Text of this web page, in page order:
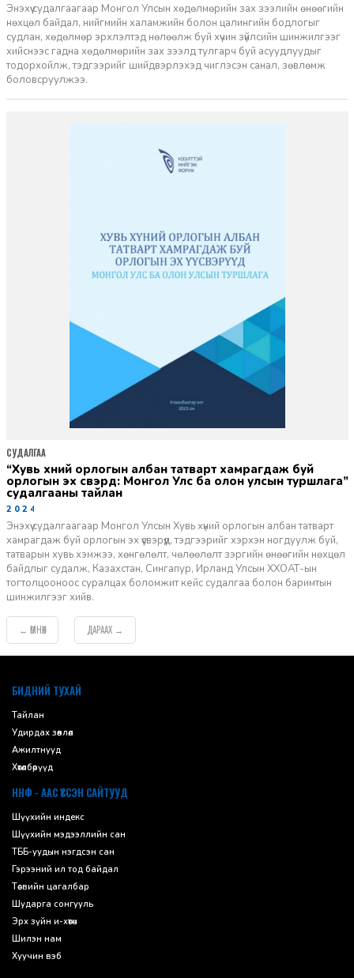
Энэхүү судалгаагаар Монгол Улсын хөдөлмөрийн зах зээлийн өнөөгийн
нөхцөл байдал, нийгмийн халамжийн болон цалингийн бодлогыг
судлан, хөдөлмөр эрхлэлтэд нөлөөлж буй хүчин зүйлсийн шинжилгээг
хийснээс гадна хөдөлмөрийн зах зээлд тулгарч буй асуудлуудыг
тодорхойлж, тэдгээрийг шийдвэрлэхэд чиглэсэн санал, зөвлөмж
боловсруулжээ.
“Хувь хүний орлогын албан татварт хамрагдаж буй
орлогын эх үүсвэрүүд: Монгол Улс ба олон улсын туршлага”
судалгааны тайлан
2024-01-31
Энэхүү судалгаагаар Монгол Улсын Хувь хүний орлогын албан татварт
хамрагдаж буй орлогын эх үүсвэрүүд, тэдгээрийг хэрхэн ногдуулж буй,
татварын хувь хэмжээ, хөнгөлөлт, чөлөөлөлт зэргийн өнөөгийн нөхцөл
байдлыг судалж, Казахстан, Сингапур, Ирланд Улсын ХХОАТ-ын
тогтолцооноос суралцах боломжит кейс судалгаа болон баримтын
шинжилгээг хийв.
СУДАЛГАА
← ӨМНӨХ ДАРААХ →
БИДНИЙ ТУХАЙ
Тайлан
Удирдах зөвлөл
Ажилтнууд
Хөтөлбөрүүд
ННФ - ААС ҮҮССЭН САЙТУУД
Шүүхийн индекс
Шүүхийн мэдээллийн сан
ТББ-уудын нэгдсэн сан
Гэрээний ил тод байдал
Төсвийн цагалбар
Шударга сонгууль
Эрх зүйн и-хөтөч
Шилэн нам
Хуучин вэб